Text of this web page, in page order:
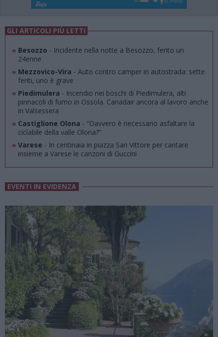
GLI ARTICOLI PIÙ LETTI
» Besozzo - Incidente nella notte a Besozzo, ferito un
24enne
» Mezzovico-Vira - Auto contro camper in autostrada: sette
feriti, uno è grave
» Piedimulera - Incendio nei boschi di Piedimulera, alti
pinnacoli di fumo in Ossola. Canadair ancora al lavoro anche
in Valsessera
» Castiglione Olona - “Davvero è necessario asfaltare la
ciclabile della valle Olona?”
» Varese - In centinaia in piazza San Vittore per cantare
insieme a Varese le canzoni di Guccini
EVENTI IN EVIDENZA